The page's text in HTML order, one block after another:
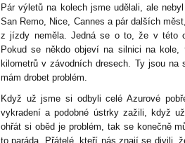
Pár výletů na kolech jsme udělali, ale
San Remo, Nice, Cannes a pár dalších
z jízdy neměla. Jedná se o to, že v této
Pokud se někdo objeví na silnici na
kilometrů v závodních dresech. Ty jsou
mám drobet problém.
Když už jsme si odbyli celé Azurové
vykradení a podobné ústrky zažili, když
ohřát si oběd je problém, tak se konečně
to paráda. Přátelé, kteří nás znají se divili,